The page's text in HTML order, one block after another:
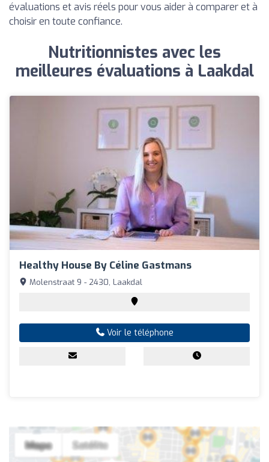
évaluations et avis réels pour vous aider à comparer et à
choisir en toute confiance.
Nutritionnistes avec les
meilleures évaluations à Laakdal
Healthy House By Céline Gastmans
Molenstraat 9 - 2430, Laakdal
Voir le téléphone